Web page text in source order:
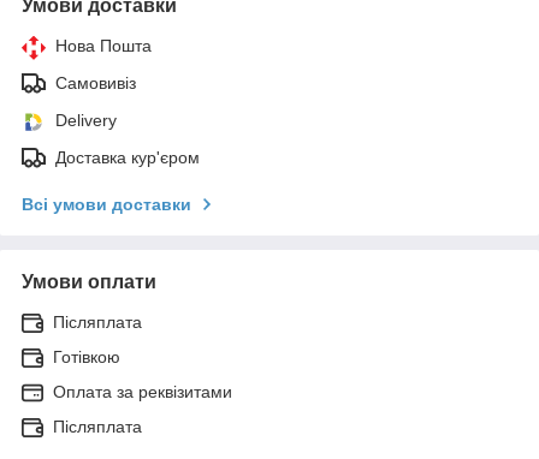
Умови доставки
Нова Пошта
Самовивіз
Delivery
Доставка кур'єром
Всі умови доставки
Умови оплати
Післяплата
Готівкою
Оплата за реквізитами
Післяплата